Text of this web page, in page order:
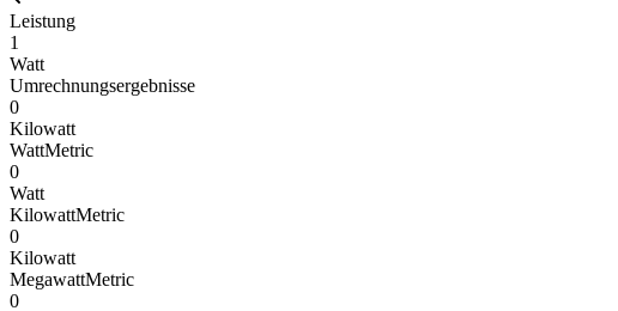
Leistung
1
Watt
Umrechnungsergebnisse
0
Kilowatt
WattMetric
0
Watt
KilowattMetric
0
Kilowatt
MegawattMetric
0